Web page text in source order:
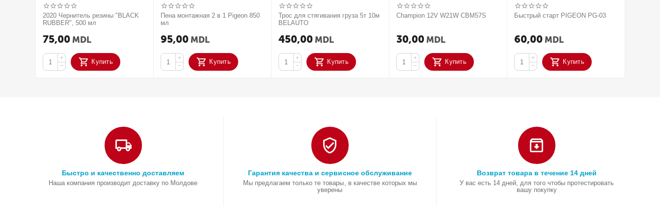
2020 Чернитель резины "BLACK
RUBBER", 500 мл
75,00 MDL
+
−
Купить
Пена монтажная 2 в 1 Pigeon 850
мл
95,00 MDL
+
−
Купить
Трос для стягивания груза 5т 10м
BELAUTO
450,00 MDL
+
−
Купить
Champion 12V W21W CBM57S
30,00 MDL
+
−
Купить
Быстрый старт PIGEON PG-03
60,00 MDL
+
−
Купить
Быстро и качественно доставляем
Наша компания производит доставку по Молдове
Гарантия качества и сервисное обслуживание
Мы предлагаем только те товары, в качестве которых мы
уверены
Возврат товара в течение 14 дней
У вас есть 14 дней, для того чтобы протестировать
вашу покупку